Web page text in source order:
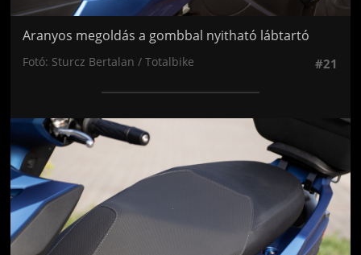
Aranyos megoldás a gombbal nyitható lábtartó
Fotó: Sturcz Bertalan / Totalbike #21
Jön még kép!